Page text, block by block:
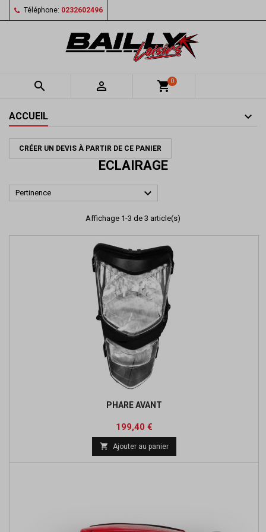
Téléphone: 0232602496
  shopping_cart0
ACCUEIL
CRÉER UN DEVIS À PARTIR DE CE PANIER
ECLAIRAGE
Pertinence 
Affichage 1-3 de 3 article(s)
PHARE AVANT
Prix
199,40 €
 Ajouter au panier